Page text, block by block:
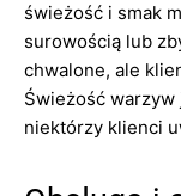
świeżość i smak
surowością lub
chwalone, ale
Świeżość
niektórzy klienci